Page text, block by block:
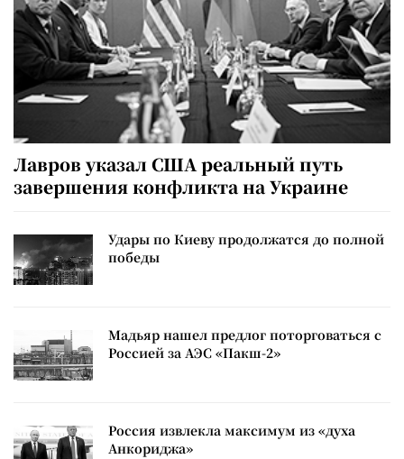
Лавров указал США реальный путь
завершения конфликта на Украине
Удары по Киеву продолжатся до полной
победы
Мадьяр нашел предлог поторговаться с
Россией за АЭС «Пакш-2»
Россия извлекла максимум из «духа
Анкориджа»